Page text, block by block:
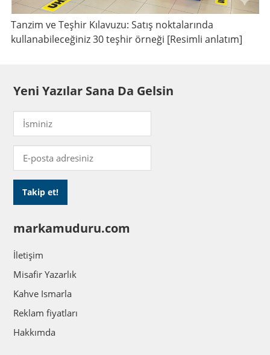
Tanzim ve Teşhir Kılavuzu: Satış noktalarında
kullanabileceğiniz 30 teşhir örneği [Resimli anlatım]
Yeni Yazılar Sana Da Gelsin
markamuduru.com
İletişim
Misafir Yazarlık
Kahve Ismarla
Reklam fiyatları
Hakkımda